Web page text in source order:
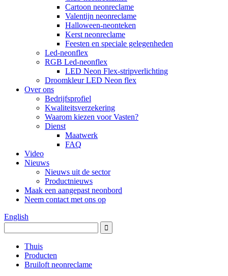
Cartoon neonreclame
Valentijn neonreclame
Halloween-neonteken
Kerst neonreclame
Feesten en speciale gelegenheden
Led-neonflex
RGB Led-neonflex
LED Neon Flex-stripverlichting
Droomkleur LED Neon flex
Over ons
Bedrijfsprofiel
Kwaliteitsverzekering
Waarom kiezen voor Vasten?
Dienst
Maatwerk
FAQ
Video
Nieuws
Nieuws uit de sector
Productnieuws
Maak een aangepast neonbord
Neem contact met ons op
English
Thuis
Producten
Bruiloft neonreclame